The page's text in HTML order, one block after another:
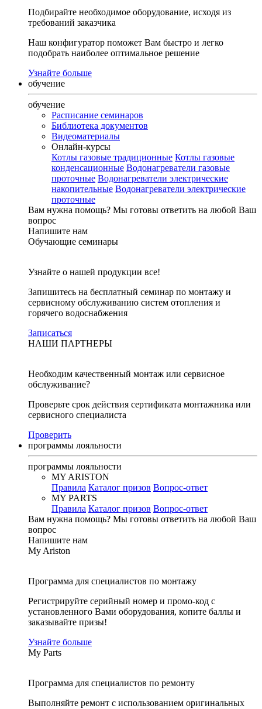
Подбирайте необходимое оборудование, исходя из
требований заказчика
Наш конфигуратор поможет Вам быстро и легко
подобрать наиболее оптимальное решение
Узнайте больше
обучение
обучение
Расписание семинаров
Библиотека документов
Видеоматериалы
Онлайн-курсы
Котлы газовые традиционные Котлы газовые
конденсационные Водонагреватели газовые
проточные Водонагреватели электрические
накопительные Водонагреватели электрические
проточные
Вам нужна помощь? Мы готовы ответить на любой Ваш
вопрос
Напишите нам
Обучающие семинары
Узнайте о нашей продукции все!
Запишитесь на бесплатный семинар по монтажу и
сервисному обслуживанию систем отопления и
горячего водоснабжения
Записаться
НАШИ ПАРТНЕРЫ
Необходим качественный монтаж или сервисное
обслуживание?
Проверьте срок действия сертификата монтажника или
сервисного специалиста
Проверить
программы лояльности
программы лояльности
MY ARISTON
Правила Каталог призов Вопрос-ответ
MY PARTS
Правила Каталог призов Вопрос-ответ
Вам нужна помощь? Мы готовы ответить на любой Ваш
вопрос
Напишите нам
My Ariston
Программа для специалистов по монтажу
Регистрируйте серийный номер и промо-код с
установленного Вами оборудования, копите баллы и
заказывайте призы!
Узнайте больше
My Parts
Программа для специалистов по ремонту
Выполняйте ремонт с использованием оригинальных